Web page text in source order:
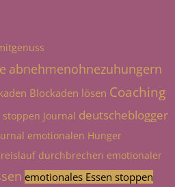
abnehmenohnezuhungern
Blockaden lösen Coaching
Journal deutscheblogger
emotionalen Hunger
durchbrechen emotionaler
emotionales Essen stoppen